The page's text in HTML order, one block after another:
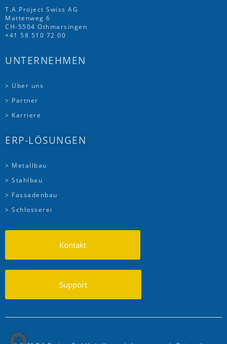
T.A.Project Swiss AG
Mattenweg 6
CH-5504 Othmarsingen
+41 58 510 72 00
UNTERNEHMEN
> Über uns
> Partner
> Karriere
ERP-LÖSUNGEN
> Metallbau
> Stahlbau
> Fassadenbau
> Schlosserei
Kontakt
Support